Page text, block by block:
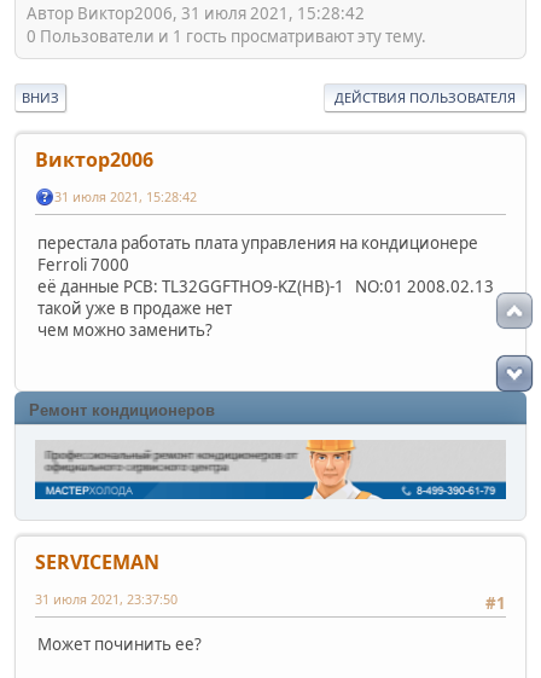
Автор Виктор2006, 31 июля 2021, 15:28:42
0 Пользователи и 1 гость просматривают эту тему.
ВНИЗ ДЕЙСТВИЯ ПОЛЬЗОВАТЕЛЯ
Виктор2006
31 июля 2021, 15:28:42
перестала работать плата управления на кондиционере
Ferroli 7000
её данные PCB: TL32GGFTHO9-KZ(HB)-1 NO:01 2008.02.13
такой уже в продаже нет
чем можно заменить?
Ремонт кондиционеров
SERVICEMAN
#1
31 июля 2021, 23:37:50
Может починить ее?